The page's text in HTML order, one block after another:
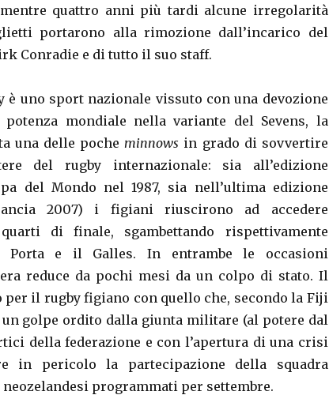
quattro anni più tardi alcune irregolarità
portarono alla rimozione dall’incarico del
Conradie e di tutto il suo staff.
uno sport nazionale vissuto con una devozione
potenza mondiale nella variante del Sevens, la
una delle pocheminnows in grado di sovvertire
del rugby internazionale: sia all’edizione
del Mondo nel 1987, sia nell’ultima edizione
2007) i figiani riuscirono ad accedere
di finale, sgambettando rispettivamente
Porta e il Galles. In entrambe le occasioni
reduce da pochi mesi da un colpo di stato. Il
per il rugby figiano con quello che, secondo la Fiji
un golpe ordito dalla giunta militare (al potere dal
della federazione e con l’apertura di una crisi
in pericolo la partecipazione della squadra
programmati per settembre.